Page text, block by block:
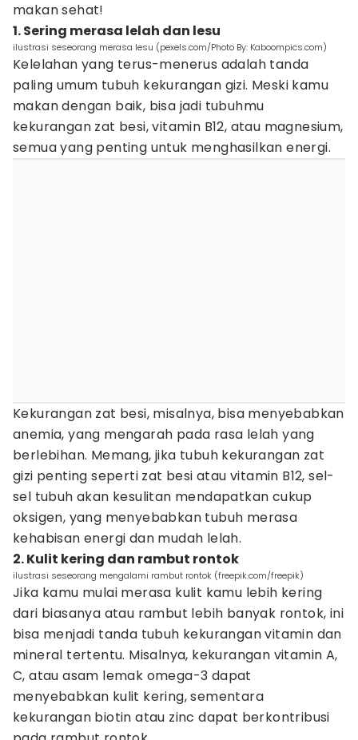
makan sehat!
1. Sering merasa lelah dan lesu
ilustrasi seseorang merasa lesu (pexels.com/Photo By: Kaboompics.com)
Kelelahan yang terus-menerus adalah tanda
paling umum tubuh kekurangan gizi. Meski kamu
makan dengan baik, bisa jadi tubuhmu
kekurangan zat besi, vitamin B12, atau magnesium,
semua yang penting untuk menghasilkan energi.
Kekurangan zat besi, misalnya, bisa menyebabkan
anemia, yang mengarah pada rasa lelah yang
berlebihan. Memang, jika tubuh kekurangan zat
gizi penting seperti zat besi atau vitamin B12, sel-
sel tubuh akan kesulitan mendapatkan cukup
oksigen, yang menyebabkan tubuh merasa
kehabisan energi dan mudah lelah.
2. Kulit kering dan rambut rontok
ilustrasi seseorang mengalami rambut rontok (freepik.com/freepik)
Jika kamu mulai merasa kulit kamu lebih kering
dari biasanya atau rambut lebih banyak rontok, ini
bisa menjadi tanda tubuh kekurangan vitamin dan
mineral tertentu. Misalnya, kekurangan vitamin A,
C, atau asam lemak omega-3 dapat
menyebabkan kulit kering, sementara
kekurangan biotin atau zinc dapat berkontribusi